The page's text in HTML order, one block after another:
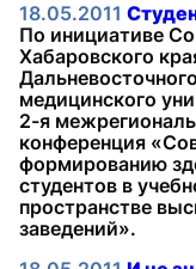
18.05.2011
По инициативе
Хабаровского
медицинского
2-я
конференция
формированию
студентов в
пространстве
заведений».